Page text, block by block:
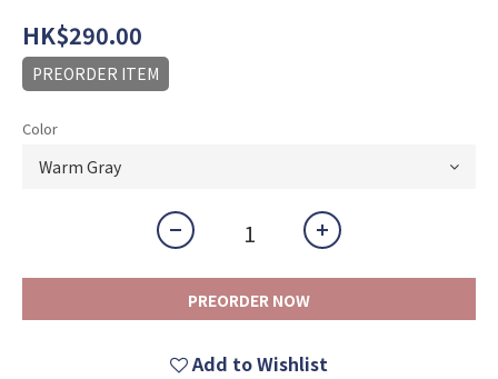
HK$290.00
PREORDER ITEM
Color
PREORDER NOW
Add to Wishlist